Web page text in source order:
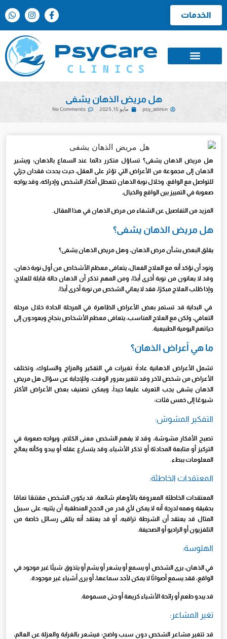
الخدمات
هل مريض الذهان يشفى
psy_admin مايو 15, 2025 No Comments
هل مريض الذهان يشفى؟ تساؤل متكرر دائما عند السماع بالذهان؛ ويشير
الذهان إلى مجموعة من الأعراض التي تؤثر على العقل، حيث يحدث فقدان جزئي
للتواصل مع الواقع، وخلال نوبة الذهان تتعطل أفكار الشخص وإدراكه، وقد يواجه
صعوبة في التمييز بين الواقع والخيال.
المزيد من التفاصيل عن الشفاء من مرض الذهان في هذا المقال.
هل مريض الذهان يشفى؟
يقلق البعض بشأن مرض الذهان، وهل مريض الذهان يشفى؟
ونود أن نؤكد أنه مع العلاج الفعال، يتعافى معظم الأشخاص من أول نوبة ذهان،
وقد لا يعانون من نوبة أخرى أبدًا، ومن المهم تذكر أن الذهان حالة قابلة للعلاج،
وإذا طُلب العلاج مبكرًا، فقد لا يعاني الشخص من نوبة أخرى أبدًا.
في البداية قد تستمر بعض الأعراض الظاهرة في المرحلة الحادة خلال مرحلة
التعافي، ولكن مع العلاج المناسب، يتعافى معظم الأشخاص بنجاح ويعودون إلى
حياتهم اليومية الطبيعية.
ما هي أعراض الذهان؟
تشمل الأعراض الذهانية عادةً تغيرات في التفكير والمزاج والسلوك، وتختلف
الأعراض من شخص لآخر وقد تتغير بمرور الوقت، وللإجابة عن سؤال هل مريض
الذهان يشفى يجب التعرف عليها جيداَ، ويمكن تصنيف بعض الأعراض الأكثر
شيوعًا إلى خمس فئات:
التفكير المشوش:
تصبح الأفكار مشوشة، وقد لا يفهم الشخص معنى الكلام، ويواجه صعوبة في
التركيز أو متابعة المحادثة أو تذكر الأشياء، وقد يتسارع عقله أو يبدو وكأنه يعالج
المعلومات ببطء.
المعتقدات الخاطئة:
المعتقدات الخاطئة المعروفة بالأوهام شائعة، قد يكون الشخص مقتنعًا تمامًا
بحقيقة وهمه لدرجة أنه لا يمكن لأي قدر من الحجج المنطقية أن يثنيه؛ على سبيل
المثال قد يعتقد أن الشرطة تراقبه، أو قد يعتقد أنه يتلقى رسائل خاصة من
التلفزيون أو الراديو أو الصحيفة.
الهلوسة:
في الذهان، يرى الشخص أو يسمع أو يشعر أو يشم أو يتذوق شيئًا غير موجود في
الواقع، ققد يسمع أصواتًا لا يمكن لأحد سماعها، أو يرى أشياء غير موجودة.
قد يبدو طعم أو رائحة الأشياء كريهة أو حتى مسمومة.
تغير المشاعر:
قد تتغير مشاعر الشخص دون سبب واضح؛ فيشعر بالغرابة والعزلة عن العالم،